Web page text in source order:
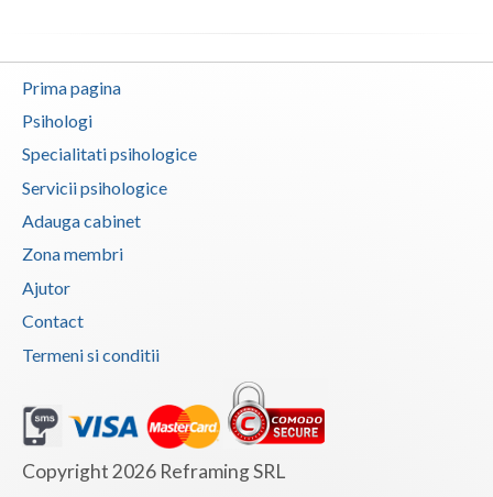
Psihoterapie - Interventie psihoterapeutica in ... (1)
Psihoterapie - Interventie psihoterapeutica in ... (1)
Psihoterapie - Interventie psihoterapeutica in ... (1)
Psihoterapie - Interventie psihoterapeutica in ... (1)
Psihoterapie - Interventie psihoterapeutica in ... (1)
Psihoterapie - Interventie psihoterapeutica in ... (1)
Psihoterapie - Interventie psihoterapeutica in ... (1)
Psihoterapie suportiva (1)
Prima pagina
Psihologi
Specialitati psihologice
Servicii psihologice
Adauga cabinet
Zona membri
Ajutor
Contact
Termeni si conditii
Copyright 2026 Reframing SRL